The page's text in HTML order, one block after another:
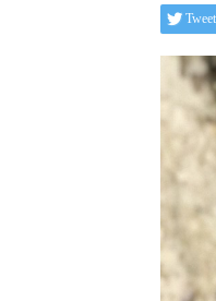
Tweet